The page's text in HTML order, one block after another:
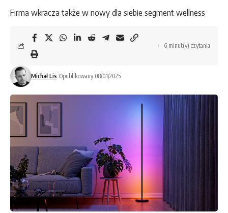
Firma wkracza także w nowy dla siebie segment wellness
Michał Lis Opublikowany 08/01/2025
6 minut(y) czytania